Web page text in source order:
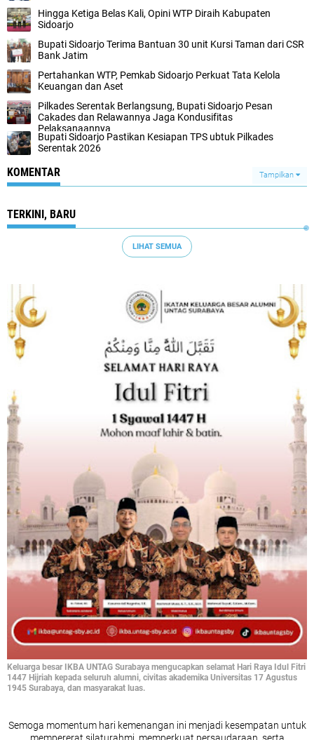
Hingga Ketiga Belas Kali, Opini WTP Diraih Kabupaten
Sidoarjo
Bupati Sidoarjo Terima Bantuan 30 unit Kursi Taman dari CSR
Bank Jatim
Pertahankan WTP, Pemkab Sidoarjo Perkuat Tata Kelola
Keuangan dan Aset
Pilkades Serentak Berlangsung, Bupati Sidoarjo Pesan
Cakades dan Relawannya Jaga Kondusifitas
Pelaksanaannya
Bupati Sidoarjo Pastikan Kesiapan TPS ubtuk Pilkades
Serentak 2026
KOMENTAR Tampilkan
TERKINI, BARU
LIHAT SEMUA
Keluarga besar IKBA UNTAG Surabaya mengucapkan selamat Hari Raya Idul Fitri
1447 Hijriah kepada seluruh alumni, civitas akademika Universitas 17 Agustus
1945 Surabaya, dan masyarakat luas.
Semoga momentum hari kemenangan ini menjadi kesempatan untuk